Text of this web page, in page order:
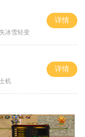
冰雪轻变
详情
机
详情